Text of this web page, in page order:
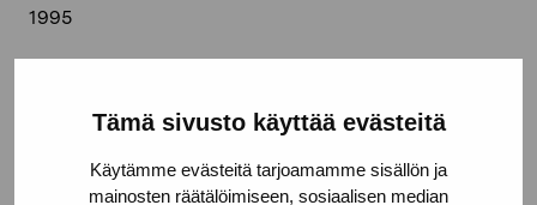
Tämä sivusto käyttää evästeitä
Käytämme evästeitä tarjoamamme sisällön ja
mainosten räätälöimiseen, sosiaalisen median
1995
Location
Lyceiparkens skola, Borgå